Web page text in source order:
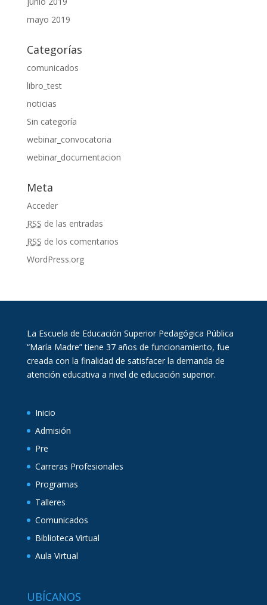
mayo 2019
Categorías
comunicados
libro_test
noticias
Sin categoría
webinar_convocatoria
webinar_documentacion
Meta
Acceder
RSS de las entradas
RSS de los comentarios
WordPress.org
La Escuela de Educación Superior Pedagógica Pública
“María Madre” tiene 37 años de funcionamiento, fue
creada con la finalidad de satisfacer la demanda de
atención educativa a nivel de educación superior.
Inicio
Admisión
Pre
Carreras Profesionales
Programas
Talleres
Comunicados
Biblioteca Virtual
Aula Virtual
UBÍCANOS